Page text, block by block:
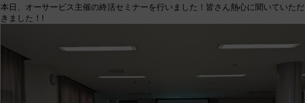
本日、オーサービス主催の終活セミナーを行いました！皆さん熱心に聞いていただ
きました！!